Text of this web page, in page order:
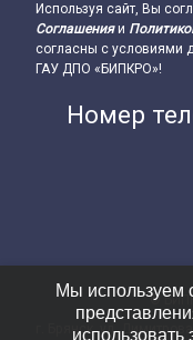
Подвал сайта →
Используя сайт, Вы
Соглашенияи
согласны с условиями
ГАУ ДПО «БИПКРО»!
Номер
©
Подвал сайта →
г. Брянск, ул.
Мы используем
использовать